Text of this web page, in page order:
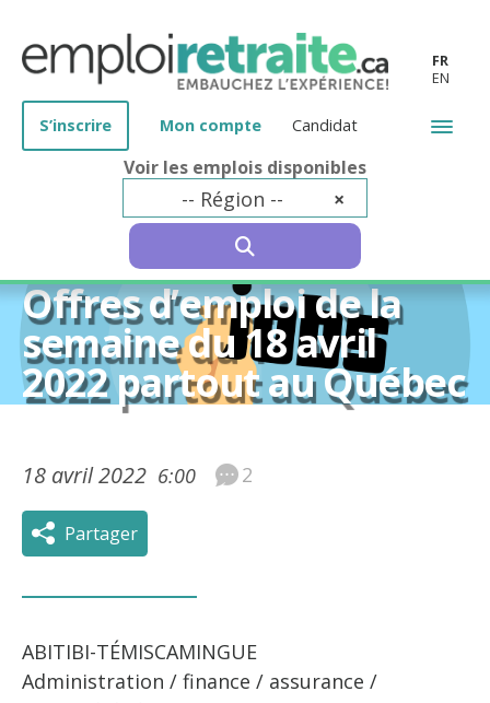
Voir les emplois disponibles
×
-- Région --
FR
EN
S’inscrire Mon compte Candidat
50 ans et plus
Offres d’emploi de la
semaine du 18 avril
2022 partout au Québec
18 avril 2022 6:00 2
Partager
ABITIBI-TÉMISCAMINGUE
Administration / finance / assurance /